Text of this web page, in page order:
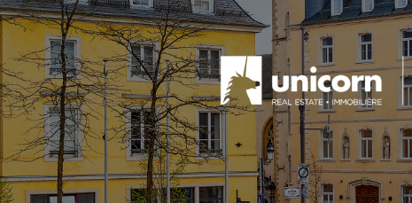
Geschäft
Garage / Parkplatz
Grundstück